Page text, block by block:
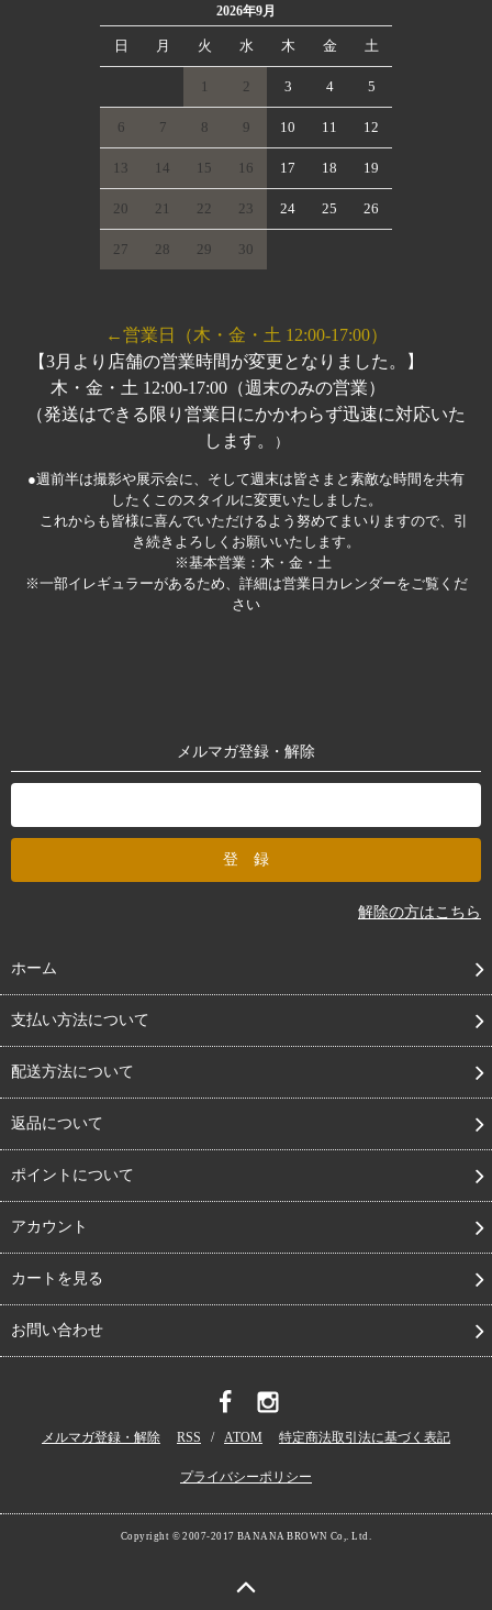
2026年9月
日 月 火 水 木 金 土
1 2 3 4 5
6 7 8 9 10 11 12
13 14 15 16 17 18 19
20 21 22 23 24 25 26
27 28 29 30
←営業日（木・金・土 12:00-17:00）
【3月より店舗の営業時間が変更となりました。】
木・金・土 12:00-17:00（週末のみの営業）
（発送はできる限り営業日にかかわらず迅速に対応いた
します。
）
●週前半は撮影や展示会に、そして週末は皆さまと素敵な時間を共有
したくこのスタイルに変更いたしました。
これからも皆様に喜んでいただけるよう努めてまいりますので、引
き続きよろしくお願いいたします。
※基本営業：木・金・土
※一部イレギュラーがあるため、詳細は営業日カレンダーをご覧くだ
さい
メルマガ登録・解除
解除の方はこちら
ホーム
支払い方法について
配送方法について
返品について
ポイントについて
アカウント
カートを見る
お問い合わせ
メルマガ登録・解除 RSS / ATOM 特定商法取引法に基づく表記
プライバシーポリシー
Copyright © 2007-2017 BANANA BROWN Co,. Ltd.